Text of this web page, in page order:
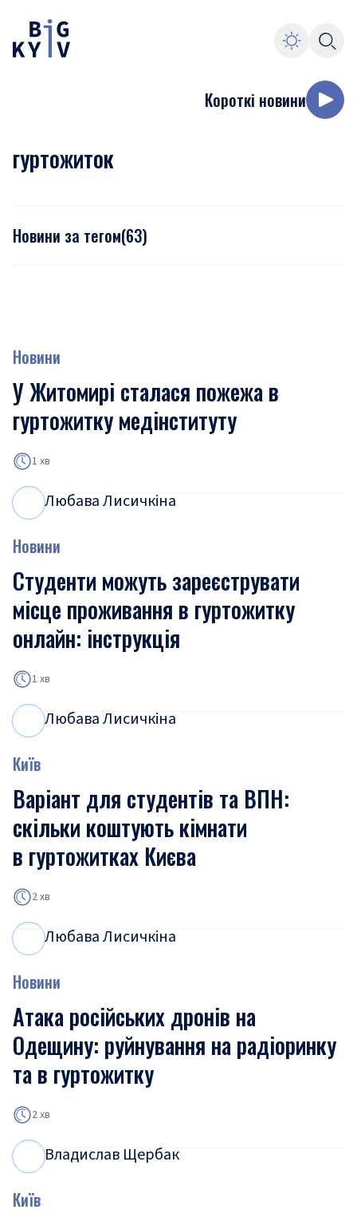
Короткі новини
гуртожиток
Новини за тегом(63)
Новини
У Житомирі сталася пожежа в
гуртожитку медінституту
1 хв
Любава Лисичкіна
Новини
Студенти можуть зареєструвати
місце проживання в гуртожитку
онлайн: інструкція
1 хв
Любава Лисичкіна
Київ
Варіант для студентів та ВПН:
скільки коштують кімнати
в гуртожитках Києва
2 хв
Любава Лисичкіна
Новини
Атака російських дронів на
Одещину: руйнування на радіоринку
та в гуртожитку
2 хв
Владислав Щербак
Київ